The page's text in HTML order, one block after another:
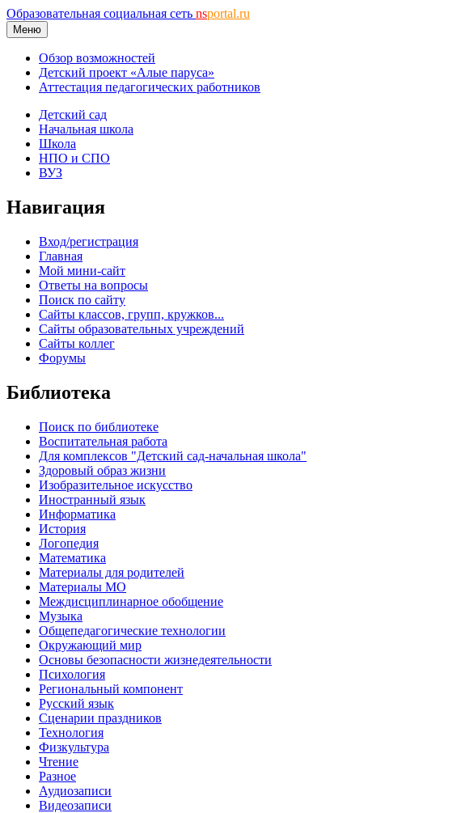
Образовательная социальная сеть nsportal.ru
Меню
Обзор возможностей
Детский проект «Алые паруса»
Аттестация педагогических работников
Детский сад
Начальная школа
Школа
НПО и СПО
ВУЗ
Навигация
Вход/регистрация
Главная
Мой мини-сайт
Ответы на вопросы
Поиск по сайту
Сайты классов, групп, кружков...
Сайты образовательных учреждений
Сайты коллег
Форумы
Библиотека
Поиск по библиотеке
Воспитательная работа
Для комплексов "Детский сад-начальная школа"
Здоровый образ жизни
Изобразительное искусство
Иностранный язык
Информатика
История
Логопедия
Математика
Материалы для родителей
Материалы МО
Междисциплинарное обобщение
Музыка
Общепедагогические технологии
Окружающий мир
Основы безопасности жизнедеятельности
Психология
Региональный компонент
Русский язык
Сценарии праздников
Технология
Физкультура
Чтение
Разное
Аудиозаписи
Видеозаписи